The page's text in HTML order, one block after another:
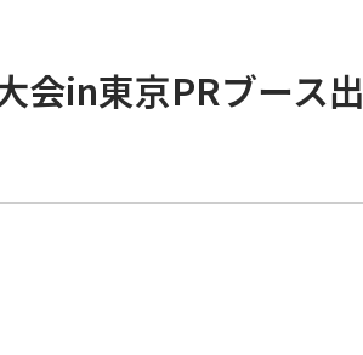
会in東京PRブース出